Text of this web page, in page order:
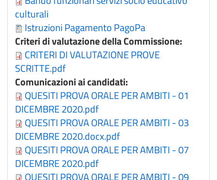
culturali
Istruzioni Pagamento PagoPa
Criteri di valutazione della Commissione:
CRITERI DI VALUTAZIONE PROVE
SCRITTE.pdf
Comunicazioni ai candidati:
QUESITI PROVA ORALE PER AMBITI - 01
DICEMBRE 2020.pdf
QUESITI PROVA ORALE PER AMBITI - 03
DICEMBRE 2020.docx.pdf
QUESITI PROVA ORALE PER AMBITI - 07
DICEMBRE 2020.pdf
QUESITI PROVA ORALE PER AMBITI - 09